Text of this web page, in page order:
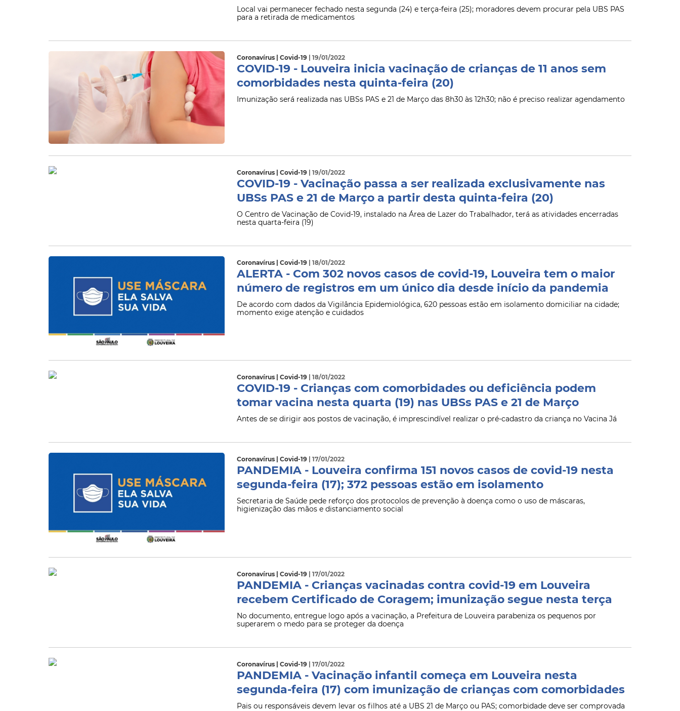
Local vai permanecer fechado nesta segunda (24) e terça-feira (25); moradores devem procurar pela UBS PAS
para a retirada de medicamentos
Coronavírus | Covid-19 | 19/01/2022
COVID-19 - Louveira inicia vacinação de crianças de 11 anos sem
comorbidades nesta quinta-feira (20)
Imunização será realizada nas UBSs PAS e 21 de Março das 8h30 às 12h30; não é preciso realizar agendamento
Coronavírus | Covid-19 | 19/01/2022
COVID-19 - Vacinação passa a ser realizada exclusivamente nas
UBSs PAS e 21 de Março a partir desta quinta-feira (20)
O Centro de Vacinação de Covid-19, instalado na Área de Lazer do Trabalhador, terá as atividades encerradas
nesta quarta-feira (19)
Coronavírus | Covid-19 | 18/01/2022
ALERTA - Com 302 novos casos de covid-19, Louveira tem o maior
número de registros em um único dia desde início da pandemia
De acordo com dados da Vigilância Epidemiológica, 620 pessoas estão em isolamento domiciliar na cidade;
momento exige atenção e cuidados
Coronavírus | Covid-19 | 18/01/2022
COVID-19 - Crianças com comorbidades ou deficiência podem
tomar vacina nesta quarta (19) nas UBSs PAS e 21 de Março
Antes de se dirigir aos postos de vacinação, é imprescindível realizar o pré-cadastro da criança no Vacina Já
Coronavírus | Covid-19 | 17/01/2022
PANDEMIA - Louveira confirma 151 novos casos de covid-19 nesta
segunda-feira (17); 372 pessoas estão em isolamento
Secretaria de Saúde pede reforço dos protocolos de prevenção à doença como o uso de máscaras,
higienização das mãos e distanciamento social
Coronavírus | Covid-19 | 17/01/2022
PANDEMIA - Crianças vacinadas contra covid-19 em Louveira
recebem Certificado de Coragem; imunização segue nesta terça
No documento, entregue logo após a vacinação, a Prefeitura de Louveira parabeniza os pequenos por
superarem o medo para se proteger da doença
Coronavírus | Covid-19 | 17/01/2022
PANDEMIA - Vacinação infantil começa em Louveira nesta
segunda-feira (17) com imunização de crianças com comorbidades
Pais ou responsáveis devem levar os filhos até a UBS 21 de Março ou PAS; comorbidade deve ser comprovada